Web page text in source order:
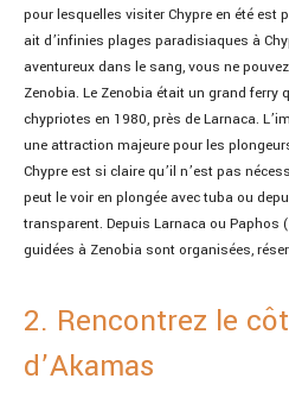
pour lesquelles visiter Chypre en été est
ait d’infinies plages paradisiaques à
aventureux dans le sang, vous ne
Zenobia. Le Zenobia était un grand ferry
chypriotes en 1980, près de Larnaca.
une attraction majeure pour les
Chypre est si claire qu’il n’est pas
peut le voir en plongée avec tuba ou
transparent. Depuis Larnaca ou Paphos
guidées à Zenobia sont organisées,
2. Rencontrez le
d’Akamas